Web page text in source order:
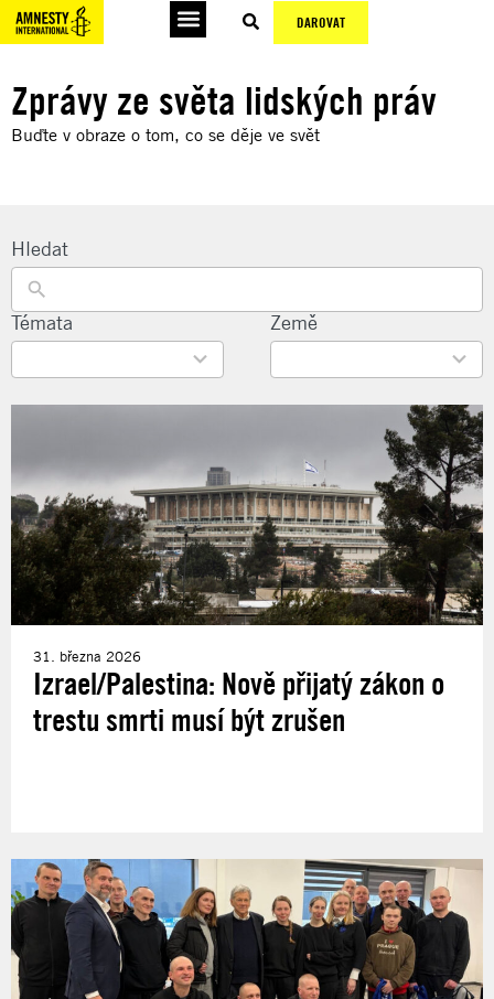
DAROVAT
Zprávy ze světa lidských práv
Buďte v obraze o tom, co se děje ve svět
Hledat
Témata
22
results
Země
135
results
31. března 2026
Izrael/Palestina: Nově přijatý zákon o
trestu smrti musí být zrušen